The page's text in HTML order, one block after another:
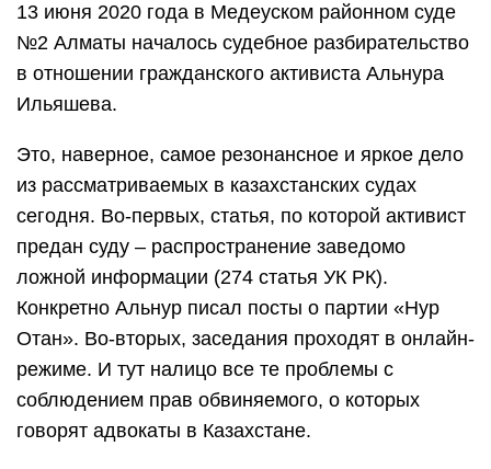
13 июня 2020 года в Медеуском районном суде
№2 Алматы началось судебное разбирательство
в отношении гражданского активиста Альнура
Ильяшева.
Это, наверное, самое резонансное и яркое дело
из рассматриваемых в казахстанских судах
сегодня. Во-первых, статья, по которой активист
предан суду – распространение заведомо
ложной информации (274 статья УК РК).
Конкретно Альнур писал посты о партии «Нур
Отан». Во-вторых, заседания проходят в онлайн-
режиме. И тут налицо все те проблемы с
соблюдением прав обвиняемого, о которых
говорят адвокаты в Казахстане.